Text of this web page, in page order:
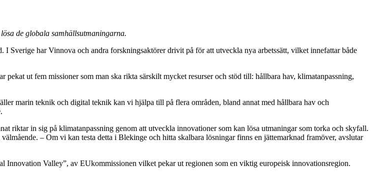
de globala samhällsutmaningarna.
Sverige har Vinnova och andra forskningsaktörer drivit på för att utveckla nya arbetssätt, vilket innefattar både
ut fem missioner som man ska rikta särskilt mycket resurser och stöd till: hållbara hav, klimatanpassning,
marin teknik och digital teknik kan vi hjälpa till på flera områden, bland annat med hållbara hav och
riktar in sig på klimatanpassning genom att utveckla innovationer som kan lösa utmaningar som torka och skyfall.
– Om vi kan testa detta i Blekinge och hitta skalbara lösningar finns en jättemarknad framöver, avslutar
Innovation Valley”, av EUkommissionen vilket pekar ut regionen som en viktig europeisk innovationsregion.